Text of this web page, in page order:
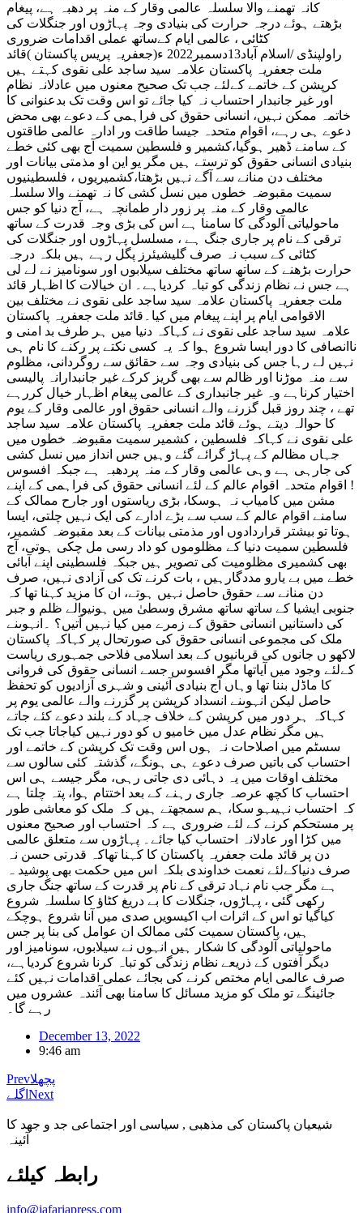
کانہ تھمنے والا سلسلہ عالمی وقار کے منہ پر دھبہ ہے، پیغام
بڑھتے ہوئے درجہ حرارت کی بنیادی وجہ پہاڑوں اور جنگلات کی
کٹائی ، عالمی ایام کےساتھ عملی اقدامات ضروری
راولپنڈی /اسلام آباد13دسمبر2022 ء(جعفریہ پریس پاکستان )قائد
ملت جعفریہ پاکستان علامہ سید ساجد علی نقوی کہتے ہیں
کرپشن کے خاتمے کےلئے جب تک صحیح معنوں میں عادلانہ نظام
اور غیر جانبدار احتساب نہ کیا جائے تو اس وقت تک بدعنوانی کا
خاتمہ ممکن نہیں، انسانی حقوق کی فراہمی کے دعوے بھی محض
دعوے ہی رہے، اقوام متحدہ جیسا طاقت ور ادارہ عالمی طاقتوں
کے سامنے ڈھیر ہوگیا،کشمیر و فلسطین سمیت آج بھی کئی خطے
بنیادی انسانی حقوق کو ترستے ہیں مگر یو این او مذمتی بیانات اور
مختلف دن منانے سے آگے نہیں بڑھتا،کشمیریوں ، فلسطینیوں
سمیت مقبوضہ خطوں میں نسل کشی کا نہ تھمنے والا سلسلہ
عالمی وقار کے منہ پر زور دار طمانچہ ہے، آج دنیا کو جس
ماحولیاتی آلودگی کا سامنا ہے اس کی بڑی وجہ قدرت کے ساتھ
ترقی کے نام پر جاری جنگ ہے ، مسلسل پہاڑوں اور جنگلات کی
کٹائی کے سبب نہ صرف گلیشیئرز پگل رہے ہیں بلکہ درجہ
حرارت بڑھنے کے ساتھ ساتھ مختلف سیلابوں اور سونامیز نے لے لی
ہے جس نے نظام زندگی کو تباہ کردیاہے۔ ان خیالات کا اظہار قائد
ملت جعفریہ پاکستان علامہ سید ساجد علی نقوی نے مختلف بین
الاقوامی ایام پر اپنے پیغام میں کیا۔قائد ملت جعفریہ پاکستان
علامہ سید ساجد علی نقوی نے کہاکہ دنیا میں ہر طرف بد امنی و
ناانصافی کا دور ایسا شروع ہوا کہ یہ کسی نکتے پر رکنے کا نام ہی
نہیں لے رہا جس کی بنیادی وجہ سے حقائق سے روگردانی، مظلوم
سے منہ موڑنا اور ظالم سے بھی گریز کرکے غیر جانبدارانہ پالیسی
اختیار کرناہے وہ غیر جانبداری کے عالمی پیغام اظہار خیال کررہے
تھے ، چند روز قبل گزرنے والے انسانی حقوق اور عالمی وقار کے یوم
کا حوالہ دیتے ہوئے قائد ملت جعفریہ پاکستان علامہ سید ساجد
علی نقوی نے کہاکہ فلسطین ، کشمیر سمیت مقبوضہ خطوں میں
جہاں مظالم کے پہاڑ گرائے گئے وہیں جس انداز میں نسل کشی
کی جارہی ہے وہی عالمی وقار کے منہ پردھبہ ہے جبکہ افسوس
! اقوام متحدہ اقوام عالم کے لئے انسانی حقوق کی فراہمی کے اپنے
مشن میں کامیاب نہ ہوسکا، بڑی ریاستوں اور جارح ممالک کے
سامنے اقوام عالم کے سب سے بڑے ادارے کی ایک نہیں چلتی، ایسا
ہوتا تو بیشتر قراردادوں اور مذمتی بیانات کے بعد مقبوضہ کشمیر،
فلسطین سمیت دنیا کے مظلوموں کو داد رسی مل چکی ہوتی، آج
بھی کشمیری مظلومیت کی تصویر ہیں جبکہ فلسطینی اپنے آبائی
خطے میں بے یارو مددگارہیں ، بات کرنے تک کی آزادی نہیں، صرف
دن منانے سے حقوق حاصل نہیں ہوتے، ان کا مزید کہنا تھا کہ
جنوبی ایشیا کے ساتھ ساتھ مشرق وسطیٰ میں ہونیوالے ظلم و جبر
کی داستانیں انسانی حقوق کے زمرے میں کیا نہیں آتیں؟ ۔انہوںنے
ملک کی مجموعی انسانی حقوق کی صورتحال پر کہاکہ پاکستان
لاکھو ں جانوں کی قربانیوں کے بعد اسلامی فلاحی جمہوری ریاست
کےلئے وجود میں آیاتھا مگر افسوس جسے انسانی حقوق کی فروانی
کا ماڈل بننا تھا وہاں آج بنیادی آئینی و شہری آزادیوں کو تحفظ
حاصل لیکن انہوںنے انسداد کرپشن پر گزرنے والے عالمی یوم پر
کہاکہ ہر دور میں کرپشن کے خلاف جہاد کے بلند دعوے کئے جاتے
ہیں مگر نظام عدل میں خامیو ں کو دور نہیں کیاجاتا جب تک
سسٹم میں اصلاحات نہ ہوں اس وقت تک کرپشن کے خاتمے اور
احتساب کی باتیں صرف دعوے ہی ہونگے، گذشتہ کئی سالوں سے
مختلف اوقات میں یہ دہائی دی جاتی رہی، مگر جیسے ہی اس
احتساب کا کچھ عرصہ جاری رہنے کے بعد اختتام ہوا، پتہ چلتا ہے
کہ احتساب نہیںہو سکا، ہم سمجھتے ہیں کہ ملک کو معاشی طور
پر مستحکم کرنے کے لئے ضروری ہے کہ احتساب اور صحیح معنوں
میں کڑا اور عادلانہ احتساب کیا جائے۔ پہاڑوں سے متعلق عالمی
دن پر قائد ملت جعفریہ پاکستان کا کہنا تھاکہ قدرتی حسن نہ
صرف دنیاکےلئے نعمت خداوندی بلکہ اس میں حکمت بھی پوشید ہ
ہے مگر جب نام نہاد ترقی کے نام پر قدرت کے ساتھ جنگ جاری
رکھی گئی ، پہاڑوں، جنگلات کا بے دریغ کٹاﺅ کا سلسلہ شروع
کیاگیا تو اس کے اثرات اب اکیسویں صدی میں آنا شروع ہوچکے
ہیں، پاکستان سمیت کئی ممالک ان عوامل کی بنا پر جس
ماحولیاتی آلودگی کا شکار ہیں انہوں نے سیلابوں، سونامیز اور
دیگر آفتوں کے ذریعے نظام زندگی کو تباہ کرنا شروع کردیاہے،
صرف عالمی ایام مختص کرنے کی بجائے عملی اقدامات نہیں کئے
جائینگے تو ملک کو مزید مسائل کا سامنا بھی آئندہ عشروں میں
رہے گا۔
December 13, 2022
9:46 am
Prevپچھلا
اگلے Next
شیعیان پاکستان کی مذهبی , سیاسی اور اجتماعی جد و جهد کا
آئینہ
info@jafariapress.com​